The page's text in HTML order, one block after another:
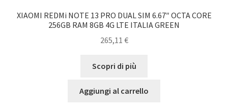
XIAOMI REDMi NOTE 13 PRO DUAL SIM 6.67″ OCTA CORE
256GB RAM 8GB 4G LTE ITALIA GREEN
265,11 €
Scopri di più
Aggiungi al carrello